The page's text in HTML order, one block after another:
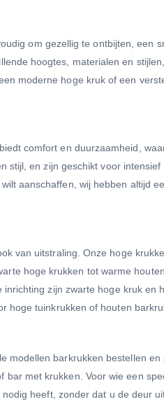
om gezellig te ontbijten, een
hoogtes, materialen en
moderne hoge kruk of een
comfort en duurzaamheid,
stijl, en zijn geschikt voor intensief
aanschaffen, wij hebben altijd
van uitstraling. Onze hoge
hoge krukken tot warme houten
zijn zwarte hoge kruk en
hoge tuinkrukken of houten
modellen barkrukken bestellen en
bar met krukken. Voor wie een
heeft, zonder dat u de deur